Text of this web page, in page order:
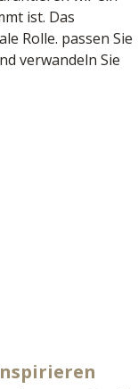
ist. Das
Rolle. passen Sie
verwandeln Sie
Schaum,